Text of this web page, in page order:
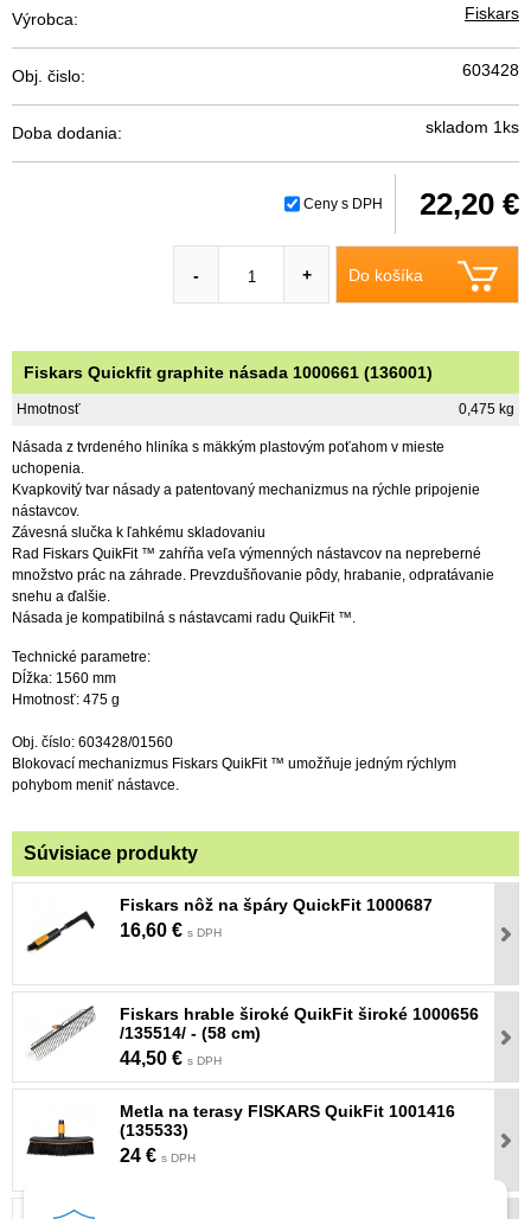
Výrobca: Fiskars
Obj. čislo: 603428
Doba dodania: skladom 1ks
Ceny s DPH 22,20 €
Do košíka
- +
Fiskars Quickfit graphite násada 1000661 (136001)
Hmotnosť 0,475 kg
Násada z tvrdeného hliníka s mäkkým plastovým poťahom v mieste
uchopenia.
Kvapkovitý tvar násady a patentovaný mechanizmus na rýchle pripojenie
nástavcov.
Závesná slučka k ľahkému skladovaniu
Rad Fiskars QuikFit ™ zahŕňa veľa výmenných nástavcov na nepreberné
množstvo prác na záhrade. Prevzdušňovanie pôdy, hrabanie, odpratávanie
snehu a ďalšie.
Násada je kompatibilná s nástavcami radu QuikFit ™.
Technické parametre:
Dĺžka: 1560 mm
Hmotnosť: 475 g
Obj. číslo: 603428/01560
Blokovací mechanizmus Fiskars QuikFit ™ umožňuje jedným rýchlym
pohybom meniť nástavce.
Súvisiace produkty
Fiskars nôž na špáry QuickFit 1000687
16,60 € s DPH
Fiskars hrable široké QuikFit široké 1000656
/135514/ - (58 cm)
44,50 € s DPH
Metla na terasy FISKARS QuikFit 1001416
(135533)
24 € s DPH